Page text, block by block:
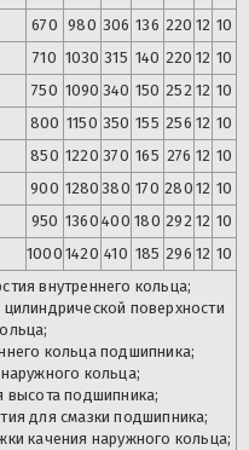
670 980 306 136 220 12 10
710 1030 315 140 220 12 10
750 1090 340 150 252 12 10
800 1150 350 155 256 12 10
850 1220 370 165 276 12 10
900 1280 380 170 280 12 10
950 1360 400 180 292 12 10
1000 1420 410 185 296 12 10
внутреннего кольца;
поверхности
кольца подшипника;
кольца;
подшипника;
для смазки подшипника;
качения наружного кольца;